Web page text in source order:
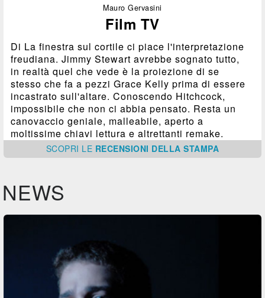
Mauro Gervasini
Film TV
Di La finestra sul cortile ci piace l'interpretazione
freudiana. Jimmy Stewart avrebbe sognato tutto,
in realtà quel che vede è la proiezione di se
stesso che fa a pezzi Grace Kelly prima di essere
incastrato sull'altare. Conoscendo Hitchcock,
impossibile che non ci abbia pensato. Resta un
canovaccio geniale, malleabile, aperto a
moltissime chiavi lettura e altrettanti remake.
SCOPRI LE RECENSIONI DELLA STAMPA
NEWS